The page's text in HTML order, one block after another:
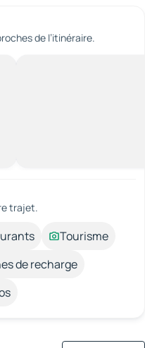
de l’itinéraire.
trajet.
Tourisme
de recharge